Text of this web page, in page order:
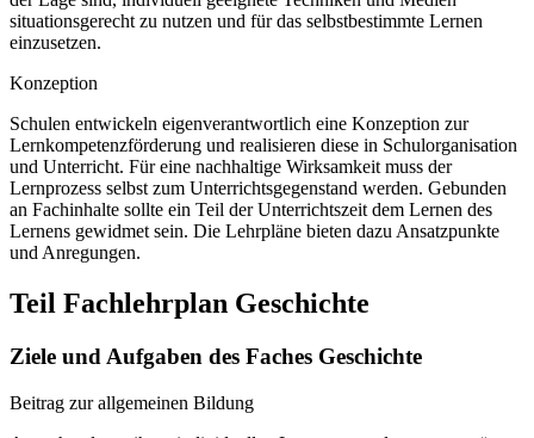
situationsgerecht zu nutzen und für das selbstbestimmte Lernen
einzusetzen.
Konzeption
Schulen entwickeln eigenverantwortlich eine Konzeption zur
Lernkompetenzförderung und realisieren diese in Schulorganisation
und Unterricht. Für eine nachhaltige Wirksamkeit muss der
Lernprozess selbst zum Unterrichtsgegenstand werden. Gebunden
an Fachinhalte sollte ein Teil der Unterrichtszeit dem Lernen des
Lernens gewidmet sein. Die Lehrpläne bieten dazu Ansatzpunkte
und Anregungen.
Teil Fachlehrplan Geschichte
Ziele und Aufgaben des Faches Geschichte
Beitrag zur allgemeinen Bildung